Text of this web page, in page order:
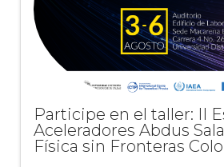
Participe en el taller: II
Aceleradores Abdus
Física sin Fronteras